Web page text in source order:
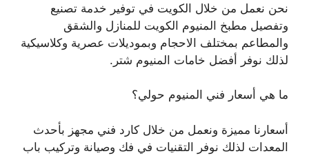
نحن نعمل من خلال الكويت في توفير خدمة تصنيع
وتفصيل مطبخ المنيوم الكويت للمنازل والشقق
والمطاعم بمختلف الاحجام وبموديلات عصرية وكلاسيكية
لذلك نوفر أفضل خامات المنيوم شتر.
ما هي أسعار فني المنيوم حولي؟
أسعارنا مميزة ونعمل من خلال كارد فني مجهز بأحدث
المعدات لذلك نوفر التقنيات في فك وصيانة وتركيب باب